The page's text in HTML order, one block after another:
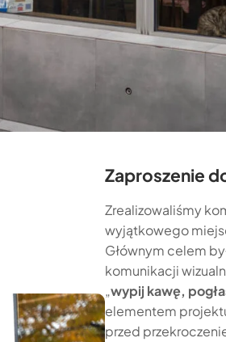
Zaproszenie
Zrealizowaliśmy
wyjątkowego
Głównym celem
komunikacji
„wypij kawę,
elementem
przed